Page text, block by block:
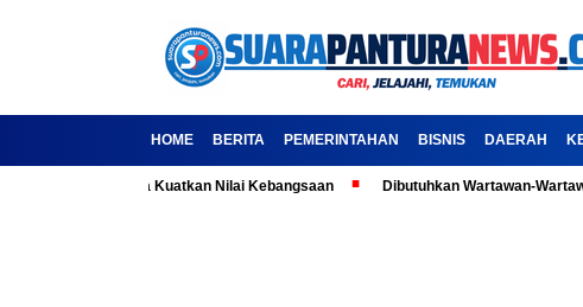
HOME BERITA PEMERINTAHAN BISNIS DAERAH
Ajak Media Kuatkan Nilai Kebangsaan Dibutuhkan Wartawan-Wartawati